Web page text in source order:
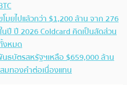
มยไปแล้วกว่า $1,200 ล้าน จาก 276
ปี ปี 2026 Coldcard คิดเป็นสัดส่วน
งหมด
ธบัตรสหรัฐฯเหลือ $659,000 ล้าน
มทองคำต่อเนื่องแทน